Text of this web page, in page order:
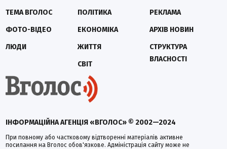
ІНФОРМАЦІЙНА АГЕНЦІЯ «ВГОЛОС» © 2002—2024
При повному або частковому відтворенні матеріалів активне
посилання на Вголос обов'язкове. Адміністрація сайту може не
ТЕМА ВГОЛОС
ФОТО-ВІДЕО
ЛЮДИ
ПОЛІТИКА
ЕКОНОМІКА
ЖИТТЯ
СВІТ
РЕКЛАМА
АРХІВ НОВИН
СТРУКТУРА
ВЛАСНОСТІ